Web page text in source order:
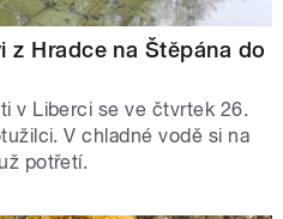
z Hradce na Štěpána do
v Liberci se ve čtvrtek 26.
V chladné vodě si na
potřetí.